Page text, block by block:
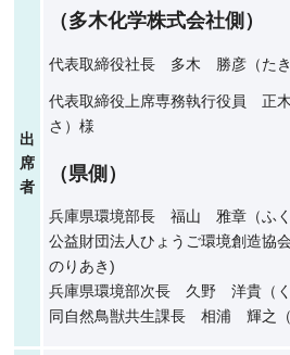
出
席
者
（多木化学株式会社側）
代表取締役社長 多木 勝彦（た
代表取締役上席専務執行役員
さ）様
（県側）
兵庫県環境部長 福山 雅章（ふ
公益財団法人ひょうご環境創造
のりあき)
兵庫県環境部次長 久野 洋貴（
同自然鳥獣共生課長 相浦 輝之